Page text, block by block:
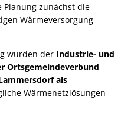
Planung zunächst die
Wärmeversorgung
wurden der Industrie- und
Ortsgemeindeverbund
als
Wärmenetzlösungen